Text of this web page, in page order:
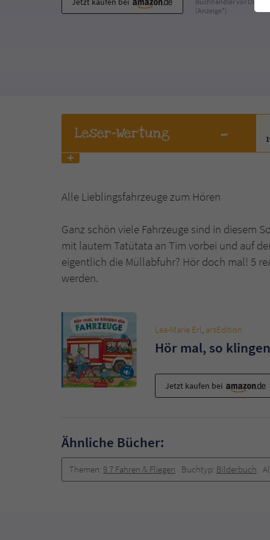
(Anzeige*)
Leser-Wertung -
Alle Lieblingsfahrzeuge zum Hören
Ganz schön viele Fahrzeuge sind in diesem
mit lautem Tatütata an Tim vorbei und auf
eigentlich die Müllabfuhr? Hör doch mal! 5
werden.
Lea-Marie Erl, arsEdition
Hör mal, so
Jetzt kaufen bei
Ähnliche Bücher:
Themen: 9.7 Fahren & Fliegen Buchtyp: Bilderbuch